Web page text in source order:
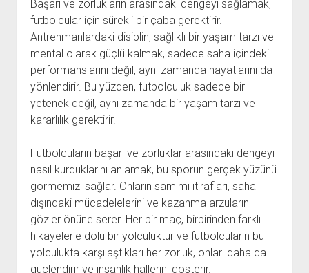
Başarı ve zorlukların arasındaki dengeyi sağlamak,
futbolcular için sürekli bir çaba gerektirir.
Antrenmanlardaki disiplin, sağlıklı bir yaşam tarzı ve
mental olarak güçlü kalmak, sadece saha içindeki
performanslarını değil, aynı zamanda hayatlarını da
yönlendirir. Bu yüzden, futbolculuk sadece bir
yetenek değil, aynı zamanda bir yaşam tarzı ve
kararlılık gerektirir.
Futbolcuların başarı ve zorluklar arasındaki dengeyi
nasıl kurduklarını anlamak, bu sporun gerçek yüzünü
görmemizi sağlar. Onların samimi itirafları, saha
dışındaki mücadelelerini ve kazanma arzularını
gözler önüne serer. Her bir maç, birbirinden farklı
hikayelerle dolu bir yolculuktur ve futbolcuların bu
yolculukta karşılaştıkları her zorluk, onları daha da
güçlendirir ve insanlık hallerini gösterir.